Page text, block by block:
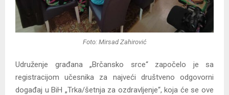
Foto: Mirsad Zahirović
Udruženje građana „Brčansko srce“ započelo je sa
registracijom učesnika za najveći društveno odgovorni
događaj u BiH „Trka/šetnja za ozdravljenje“, koja će se ove